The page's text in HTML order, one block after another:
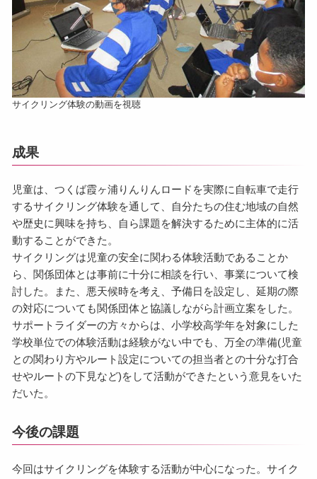
サイクリング体験の動画を視聴
成果
児童は、つくば霞ヶ浦りんりんロードを実際に自転車で走行
するサイクリング体験を通して、自分たちの住む地域の自然
や歴史に興味を持ち、自ら課題を解決するために主体的に活
動することができた。
サイクリングは児童の安全に関わる体験活動であることか
ら、関係団体とは事前に十分に相談を行い、事業について検
討した。また、悪天候時を考え、予備日を設定し、延期の際
の対応についても関係団体と協議しながら計画立案をした。
サポートライダーの方々からは、小学校高学年を対象にした
学校単位での体験活動は経験がない中でも、万全の準備(児童
との関わり方やルート設定についての担当者との十分な打合
せやルートの下見など)をして活動ができたという意見をいた
だいた。
今後の課題
今回はサイクリングを体験する活動が中心になった。サイク